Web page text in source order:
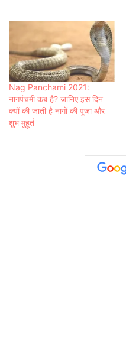
Nag Panchami 2021:
नागपंचमी कब है? जानिए इस दिन
क्यों की जाती है नागों की पूजा और
शुभ मुहूर्त